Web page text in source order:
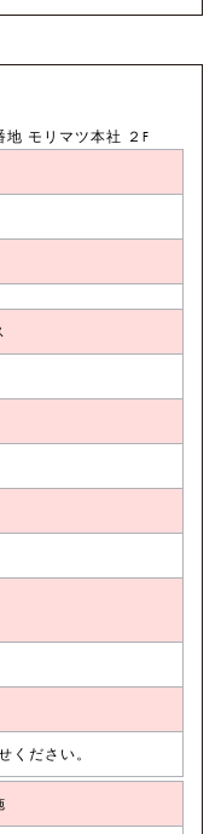
地 モリマツ本社 ２F
ください。